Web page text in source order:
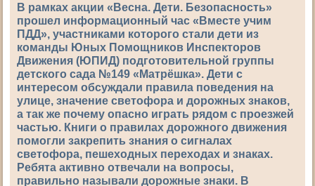
В рамках акции «Весна. Дети. Безопасность»
прошел информационный час «Вместе учим
ПДД», участниками которого стали дети из
команды Юных Помощников Инспекторов
Движения (ЮПИД) подготовительной группы
детского сада №149 «Матрёшка». Дети с
интересом обсуждали правила поведения на
улице, значение светофора и дорожных знаков,
а так же почему опасно играть рядом с проезжей
частью. Книги о правилах дорожного движения
помогли закрепить знания о сигналах
светофора, пешеходных переходах и знаках.
Ребята активно отвечали на вопросы,
правильно называли дорожные знаки. В